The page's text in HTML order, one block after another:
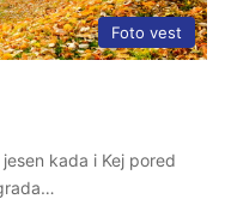
Foto vest
kada i Kej pored